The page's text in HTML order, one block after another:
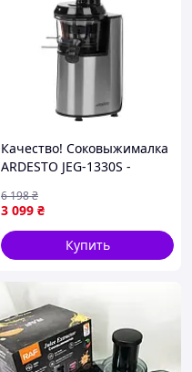
Качество! Соковыжималка
ARDESTO JEG-1330S -
3 099 ₴
6 198₴
Купить